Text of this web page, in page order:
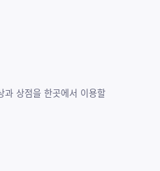
과 상점을 한곳에서 이용할